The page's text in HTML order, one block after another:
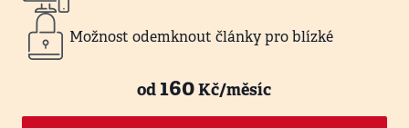
Možnost odemknout články pro blízké
od160Kč/měsíc